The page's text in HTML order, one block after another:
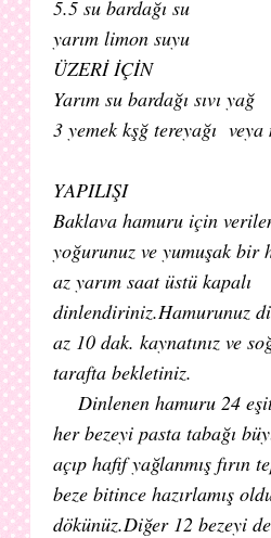
5.5 su bardağı su
yarım limon suyu
ÜZERİ İÇİN
Yarım su bardağı sıvı yağ
3 yemek kşğ tereyağı
YAPILIŞI
Baklava hamuru için
yoğurunuz ve yumuşak bir
az yarım saat üstü kapalı
dinlendiriniz.Hamurunuz
az 10 dak. kaynatınız ve
tarafta bekletiniz.
Dinlenen hamuru 24 eşit
her bezeyi pasta tabağı
açıp hafif yağlanmış fırın
beze bitince hazırlamış
dökünüz.Diğer 12 bezeyi